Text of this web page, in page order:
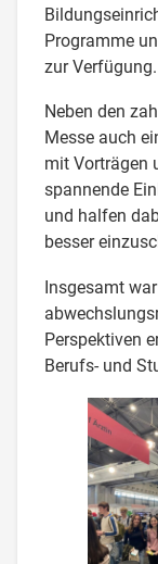
Programme
zur Verfügung.
Neben den
Messe auch
mit Vorträgen
spannende
und halfen
besser
Insgesamt
Perspektiven
Berufs- und